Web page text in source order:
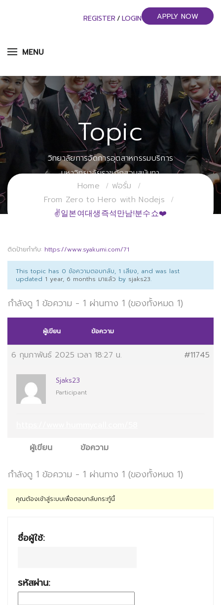
MENU
REGISTER / LOGIN APPLY NOW
Topic
วิทยาลัยการจัดการอุตสาหกรรมบริการ
มหาวิทยาลัยราชภัฏสวนสุนันทา
Home
ฟอรั่ม
From Zero to Hero with Nodejs
✌일본여대생즉석만남!분수쇼❤️
ติดป้ายกำกับ: https://www.syakumi.com/71
This topic has 0 ข้อความตอบกลับ, 1 เสียง, and was last
updated 1 year, 6 months มาแล้ว by sjaks23.
กำลังดู 1 ข้อความ - 1 ผ่านทาง 1 (ของทั้งหมด 1)
ผู้เขียน ข้อความ
6 กุมภาพันธ์ 2025 เวลา 18:27 น. #11745
Sjaks23
Participant
ผู้เขียน
ข้อความ
กำลังดู 1 ข้อความ - 1 ผ่านทาง 1 (ของทั้งหมด 1)
คุณต้องเข้าสู่ระบบเพื่อตอบกลับกระทู้นี้
ชื่อผู้ใช้:
รหัสผ่าน: